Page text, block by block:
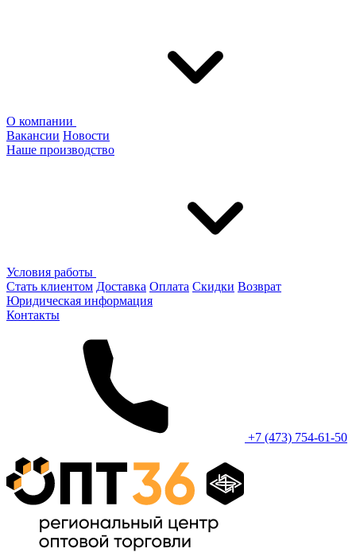
О компании
Вакансии Новости
Наше производство
Условия работы
Стать клиентом Доставка Оплата Скидки Возврат
Юридическая информация
Контакты
+7 (473) 754-61-50